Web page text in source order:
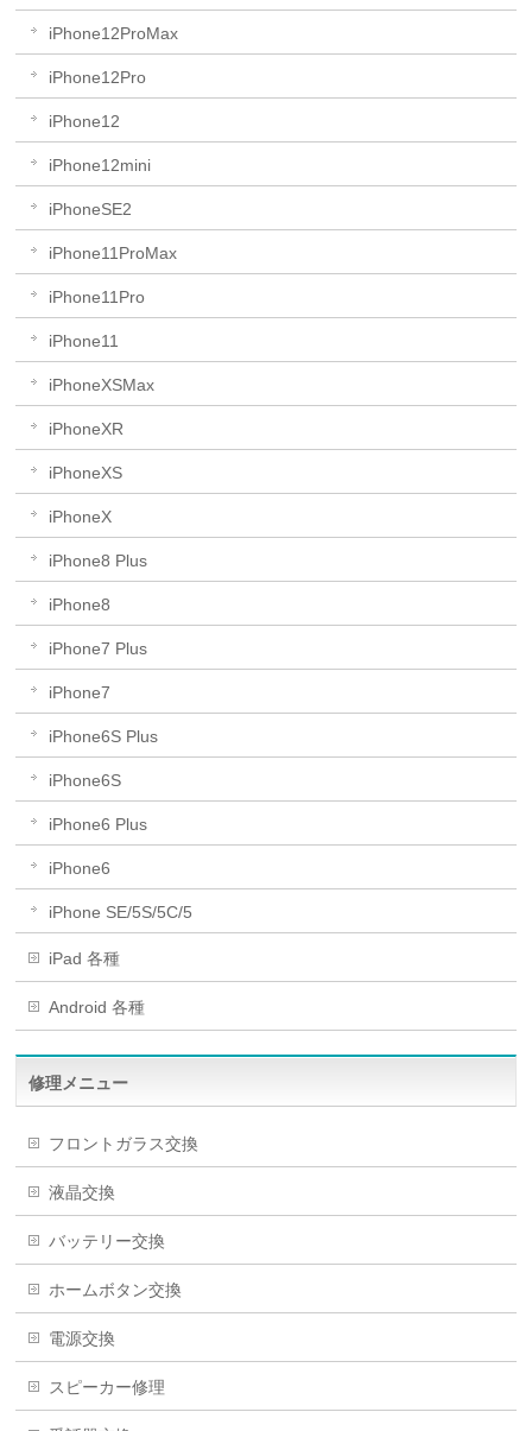
iPhone12ProMax
iPhone12Pro
iPhone12
iPhone12mini
iPhoneSE2
iPhone11ProMax
iPhone11Pro
iPhone11
iPhoneXSMax
iPhoneXR
iPhoneXS
iPhoneX
iPhone8 Plus
iPhone8
iPhone7 Plus
iPhone7
iPhone6S Plus
iPhone6S
iPhone6 Plus
iPhone6
iPhone SE/5S/5C/5
iPad 各種
Android 各種
修理メニュー
フロントガラス交換
液晶交換
バッテリー交換
ホームボタン交換
電源交換
スピーカー修理